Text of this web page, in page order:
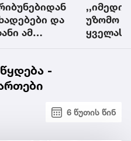
და
ამ
უზომო
ყველას
-
6 წუთის წინ